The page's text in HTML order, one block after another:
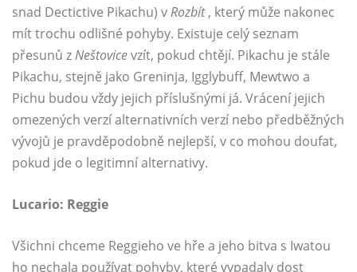
snad Dectictive Pikachu) vRozbít, který může nakonec
mít trochu odlišné pohyby. Existuje celý seznam
přesunů zNeštovicevzít, pokud chtějí. Pikachu je stále
Pikachu, stejně jako Greninja, Igglybuff, Mewtwo a
Pichu budou vždy jejich příslušnými já. Vrácení jejich
omezených verzí alternativních verzí nebo předběžných
vývojů je pravděpodobně nejlepší, v co mohou doufat,
pokud jde o legitimní alternativy.
Lucario: Reggie
Všichni chceme Reggieho ve hře a jeho bitva s Iwatou
ho nechala používat pohyby, které vypadaly dost